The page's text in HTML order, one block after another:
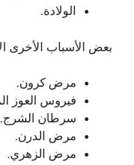
الولادة.
بعض الأسباب الأخرى
مرض كرون.
فيروس العوز
سرطان الشرج.
مرض الدرن.
مرض الزهري.